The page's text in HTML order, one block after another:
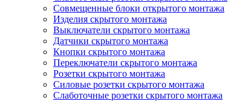
Совмещенные блоки открытого монтажа
Изделия скрытого монтажа
Выключатели скрытого монтажа
Датчики скрытого монтажа
Кнопки скрытого монтажа
Переключатели скрытого монтажа
Розетки скрытого монтажа
Силовые розетки скрытого монтажа
Слаботочные розетки скрытого монтажа